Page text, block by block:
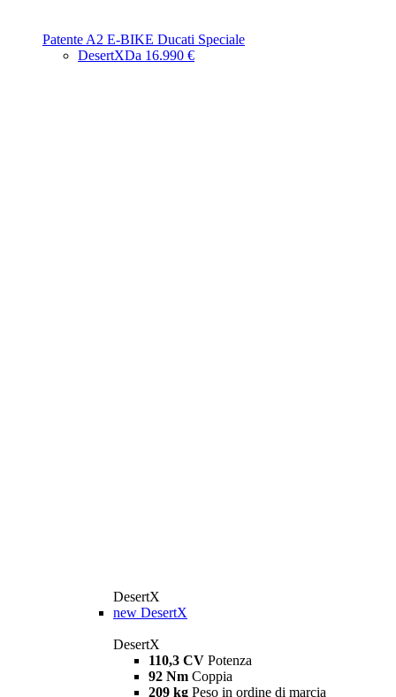
Patente A2 E-BIKE Ducati Speciale
DesertXDa 16.990 €
DesertX
new DesertX
DesertX
110,3 CV Potenza
92 Nm Coppia
209 kg Peso in ordine di marcia